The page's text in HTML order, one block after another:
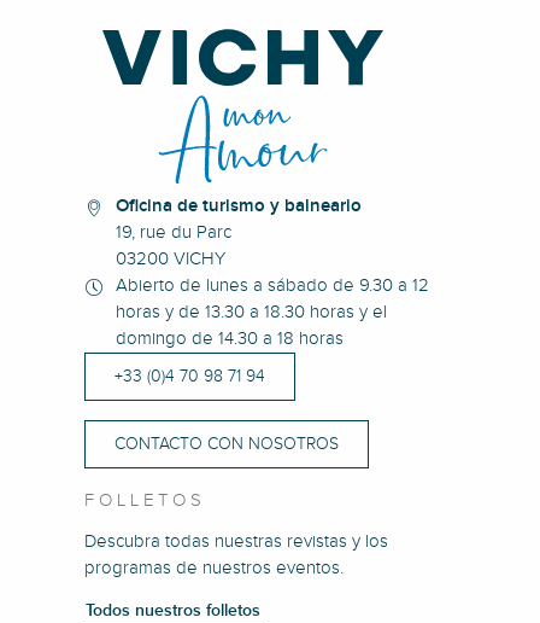
Oficina de turismo y balneario
19, rue du Parc
03200 VICHY
Abierto de lunes a sábado de 9.30 a 12
horas y de 13.30 a 18.30 horas y el
domingo de 14.30 a 18 horas
+33 (0)4 70 98 71 94
CONTACTO CON NOSOTROS
FOLLETOS
Descubra todas nuestras revistas y los
programas de nuestros eventos.
Todos nuestros folletos